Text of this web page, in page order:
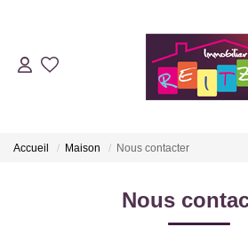
NOTRE
ACHETER
LOUER
Accueil Maison Nous contacter
Nous